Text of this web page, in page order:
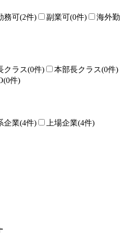
務可(2件) 副業可(0件)
海外勤
クラス(0件) 本部長クラス(0件)
(0件)
企業(4件) 上場企業(4件)